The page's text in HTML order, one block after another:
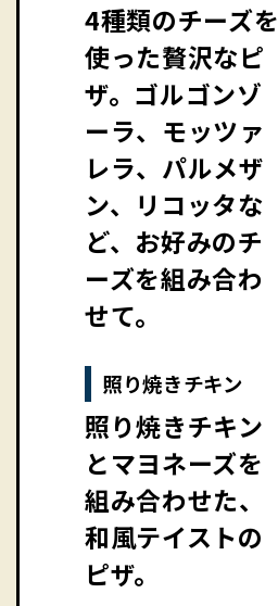
4種類のチーズを
使った贅沢なピ
ザ。ゴルゴンゾ
ーラ、モッツァ
レラ、パルメザ
ン、リコッタな
ど、お好みのチ
ーズを組み合わ
せて。
照り焼きチキン
照り焼きチキン
とマヨネーズを
組み合わせた、
和風テイストの
ピザ。